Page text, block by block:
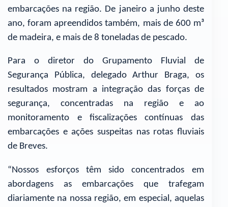
embarcações na região. De janeiro a junho deste
ano, foram apreendidos também, mais de 600 m³
de madeira, e mais de 8 toneladas de pescado.
Para o diretor do Grupamento Fluvial de
Segurança Pública, delegado Arthur Braga, os
resultados mostram a integração das forças de
segurança, concentradas na região e ao
monitoramento e fiscalizações contínuas das
embarcações e ações suspeitas nas rotas fluviais
de Breves.
“Nossos esforços têm sido concentrados em
abordagens as embarcações que trafegam
diariamente na nossa região, em especial, aquelas